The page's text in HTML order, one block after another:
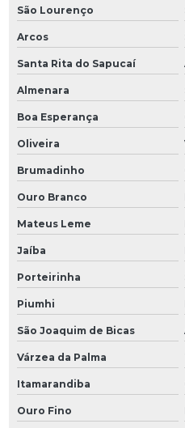
São Lourenço
Arcos
Santa Rita do Sapucaí
Almenara
Boa Esperança
Oliveira
Brumadinho
Ouro Branco
Mateus Leme
Jaíba
Porteirinha
Piumhi
São Joaquim de Bicas
Várzea da Palma
Itamarandiba
Ouro Fino